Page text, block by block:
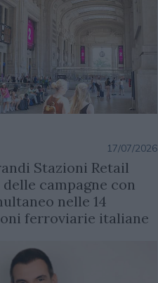
17/07/2026
Stazioni Retail
campagne con
nelle 14
ferroviarie italiane